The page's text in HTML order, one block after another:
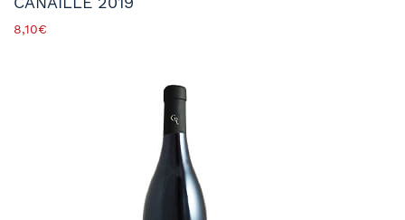
8,10€